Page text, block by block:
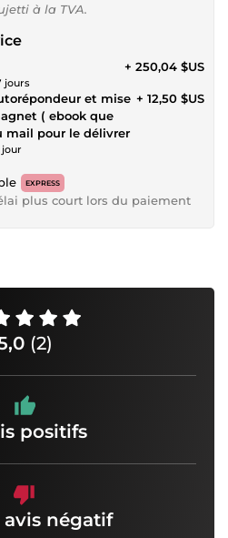
à la TVA.
jours
+ 250,04 $US
et mise
( ebook que
mail pour le délivrer
jour
+ 12,50 $US
EXPRESS
plus court lors du paiement
(2)
positifs
négatif